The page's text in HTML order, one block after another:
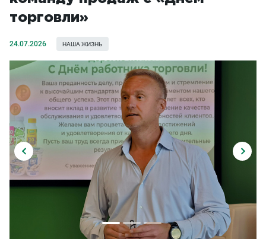
торговли»
24.07.2026 НАША ЖИЗНЬ